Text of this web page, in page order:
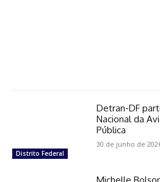
Distrito Federal
Detran-DF
Nacional da
Pública
30 de junho de